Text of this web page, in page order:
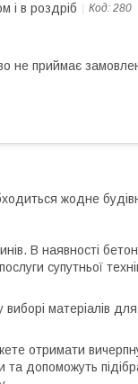
і в роздріб Код: 280
не приймає
жодне
В наявності
супутньої
матеріалів
отримати
та допоможуть